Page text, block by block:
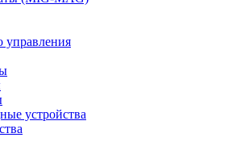
управления
устройства